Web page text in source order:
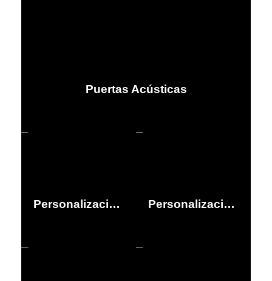
Puertas Acústicas
Personalización espacios interiores Personalización espacios exteriores